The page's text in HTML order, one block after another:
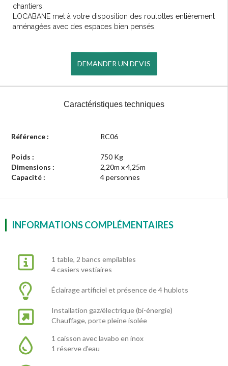
chantiers.
LOCABANE met à votre disposition des roulottes entièrement
aménagées avec des espaces bien pensés.
DEMANDER UN DEVIS
Caractéristiques techniques
Référence : RC06
Poids :
750 Kg
Dimensions :
2,20m x 4,25m
Capacité :
4 personnes
INFORMATIONS COMPLÉMENTAIRES
1 table, 2 bancs empilables
4 casiers vestiaires
Éclairage artificiel et présence de 4 hublots
Installation gaz/électrique (bi-énergie)
Chauffage, porte pleine isolée
1 caisson avec lavabo en inox
1 réserve d'eau